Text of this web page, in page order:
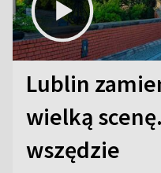
Lublin
wielką
wszędzie